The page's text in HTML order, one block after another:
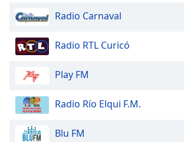
Radio Carnaval
Radio RTL Curicó
Play FM
Radio Río Elqui F.M.
Blu FM